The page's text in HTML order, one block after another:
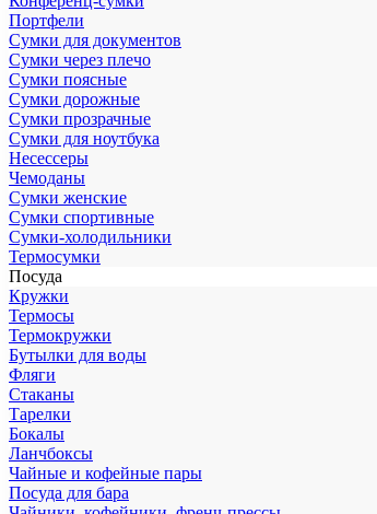
Портфели
Сумки для документов
Сумки через плечо
Сумки поясные
Сумки дорожные
Сумки прозрачные
Сумки для ноутбука
Несессеры
Чемоданы
Сумки женские
Сумки спортивные
Сумки-холодильники
Термосумки
Посуда
Кружки
Термосы
Термокружки
Бутылки для воды
Фляги
Стаканы
Тарелки
Бокалы
Ланчбоксы
Чайные и кофейные пары
Посуда для бара